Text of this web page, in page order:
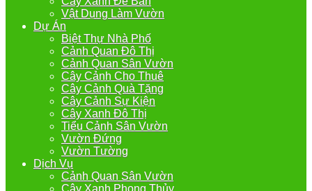
Vật Dụng Làm Vườn
Dự Án
Biệt Thự Nhà Phố
Cảnh Quan Đô Thị
Cảnh Quan Sân Vườn
Cây Cảnh Cho Thuê
Cây Cảnh Quà Tặng
Cây Cảnh Sự Kiện
Cây Xanh Đô Thị
Tiểu Cảnh Sân Vườn
Vườn Đứng
Vườn Tường
Dịch Vụ
Cảnh Quan Sân Vườn
Cây Xanh Phong Thủy